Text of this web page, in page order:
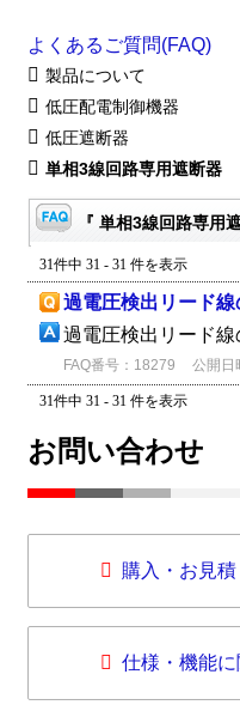
よくあるご質問(FAQ)
製品について
低圧配電制御機器
低圧遮断器
単相3線回路専用遮断器
『 単相3線回路専用
31件中 31 - 31 件を表示
過電圧検出リード線
過電圧検出リード線
FAQ番号：18279 公開日
31件中 31 - 31 件を表示
お問い合わせ
購入・お見
仕様・機能